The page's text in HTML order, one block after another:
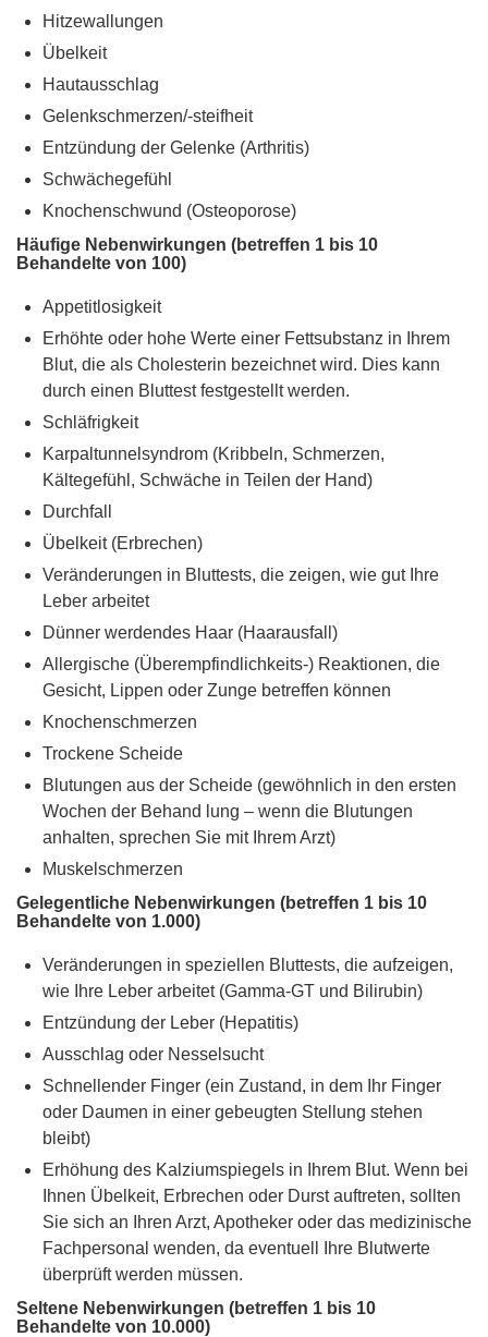
Hitzewallungen
Übelkeit
Hautausschlag
Gelenkschmerzen/-steifheit
Entzündung der Gelenke (Arthritis)
Schwächegefühl
Knochenschwund (Osteoporose)
Häufige Nebenwirkungen (betreffen 1 bis 10
Behandelte von 100)
Appetitlosigkeit
Erhöhte oder hohe Werte einer Fettsubstanz in Ihrem
Blut, die als Cholesterin bezeichnet wird. Dies kann
durch einen Bluttest festgestellt werden.
Schläfrigkeit
Karpaltunnelsyndrom (Kribbeln, Schmerzen,
Kältegefühl, Schwäche in Teilen der Hand)
Durchfall
Übelkeit (Erbrechen)
Veränderungen in Bluttests, die zeigen, wie gut Ihre
Leber arbeitet
Dünner werdendes Haar (Haarausfall)
Allergische (Überempfindlichkeits-) Reaktionen, die
Gesicht, Lippen oder Zunge betreffen können
Knochenschmerzen
Trockene Scheide
Blutungen aus der Scheide (gewöhnlich in den ersten
Wochen der Behand lung – wenn die Blutungen
anhalten, sprechen Sie mit Ihrem Arzt)
Muskelschmerzen
Gelegentliche Nebenwirkungen (betreffen 1 bis 10
Behandelte von 1.000)
Veränderungen in speziellen Bluttests, die aufzeigen,
wie Ihre Leber arbeitet (Gamma-GT und Bilirubin)
Entzündung der Leber (Hepatitis)
Ausschlag oder Nesselsucht
Schnellender Finger (ein Zustand, in dem Ihr Finger
oder Daumen in einer gebeugten Stellung stehen
bleibt)
Erhöhung des Kalziumspiegels in Ihrem Blut. Wenn bei
Ihnen Übelkeit, Erbrechen oder Durst auftreten, sollten
Sie sich an Ihren Arzt, Apotheker oder das medizinische
Fachpersonal wenden, da eventuell Ihre Blutwerte
überprüft werden müssen.
Seltene Nebenwirkungen (betreffen 1 bis 10
Behandelte von 10.000)